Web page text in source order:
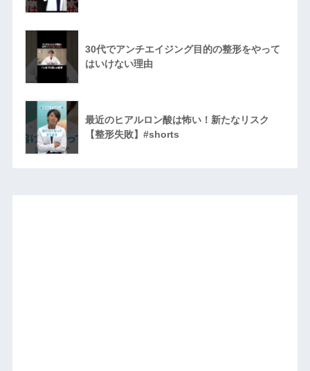
30代でアンチエイジング目的の整形をやって
はいけない理由
最近のヒアルロン酸は怖い！新たなリスク
【整形失敗】#shorts